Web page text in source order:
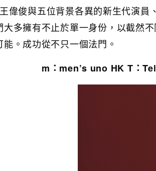
偉俊與五位背景各異的新生代演員
大多擁有不止於單一身份，以截然
能。成功從不只一個法門。
m：men’s uno HK T：